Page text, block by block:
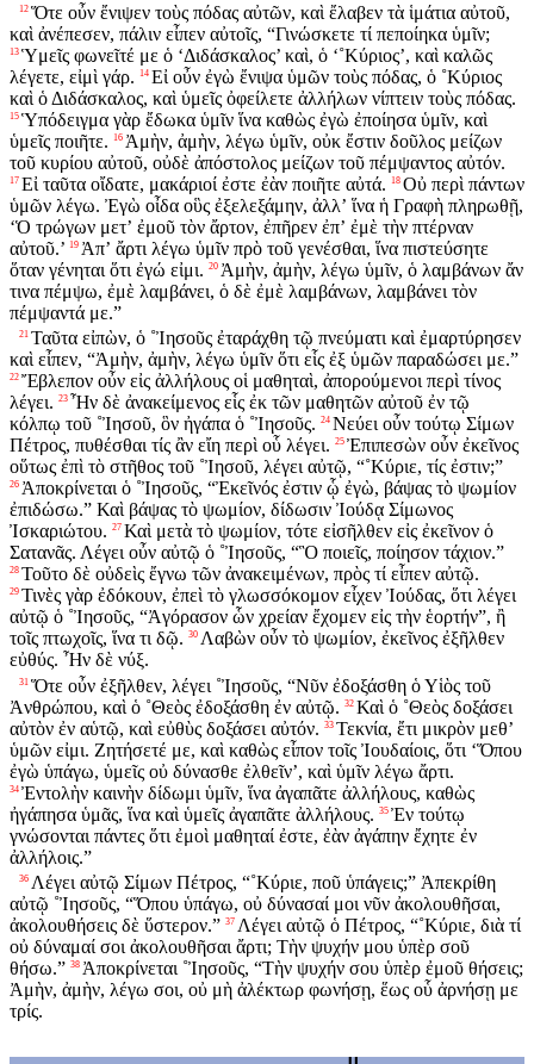
12 Ὅτε οὖν ἔνιψεν τοὺς πόδας αὐτῶν, καὶ ἔλαβεν τὰ ἱμάτια αὐτοῦ,
καὶ ἀνέπεσεν, πάλιν εἶπεν αὐτοῖς, “Γινώσκετε τί πεποίηκα ὑμῖν;
13 Ὑμεῖς φωνεῖτέ με ὁ ‘Διδάσκαλος’ καὶ, ὁ ‘˚Κύριος’, καὶ καλῶς
λέγετε, εἰμὶ γάρ. 14 Εἰ οὖν ἐγὼ ἔνιψα ὑμῶν τοὺς πόδας, ὁ ˚Κύριος
καὶ ὁ Διδάσκαλος, καὶ ὑμεῖς ὀφείλετε ἀλλήλων νίπτειν τοὺς πόδας.
15 Ὑπόδειγμα γὰρ ἔδωκα ὑμῖν ἵνα καθὼς ἐγὼ ἐποίησα ὑμῖν, καὶ
ὑμεῖς ποιῆτε. 16 Ἀμὴν, ἀμὴν, λέγω ὑμῖν, οὐκ ἔστιν δοῦλος μείζων
τοῦ κυρίου αὐτοῦ, οὐδὲ ἀπόστολος μείζων τοῦ πέμψαντος αὐτόν.
17 Εἰ ταῦτα οἴδατε, μακάριοί ἐστε ἐὰν ποιῆτε αὐτά. 18 Οὐ περὶ πάντων
ὑμῶν λέγω. Ἐγὼ οἶδα οὓς ἐξελεξάμην, ἀλλʼ ἵνα ἡ Γραφὴ πληρωθῇ,
‘Ὁ τρώγων μετʼ ἐμοῦ τὸν ἄρτον, ἐπῆρεν ἐπʼ ἐμὲ τὴν πτέρναν
αὐτοῦ.’ 19 Ἀπʼ ἄρτι λέγω ὑμῖν πρὸ τοῦ γενέσθαι, ἵνα πιστεύσητε
ὅταν γένηται ὅτι ἐγώ εἰμι. 20 Ἀμὴν, ἀμὴν, λέγω ὑμῖν, ὁ λαμβάνων ἄν
τινα πέμψω, ἐμὲ λαμβάνει, ὁ δὲ ἐμὲ λαμβάνων, λαμβάνει τὸν
πέμψαντά με.”
21 Ταῦτα εἰπὼν, ὁ ˚Ἰησοῦς ἐταράχθη τῷ πνεύματι καὶ ἐμαρτύρησεν
καὶ εἶπεν, “Ἀμὴν, ἀμὴν, λέγω ὑμῖν ὅτι εἷς ἐξ ὑμῶν παραδώσει με.”
22 Ἔβλεπον οὖν εἰς ἀλλήλους οἱ μαθηταὶ, ἀπορούμενοι περὶ τίνος
λέγει. 23 Ἦν δὲ ἀνακείμενος εἷς ἐκ τῶν μαθητῶν αὐτοῦ ἐν τῷ
κόλπῳ τοῦ ˚Ἰησοῦ, ὃν ἠγάπα ὁ ˚Ἰησοῦς. 24 Νεύει οὖν τούτῳ Σίμων
Πέτρος, πυθέσθαι τίς ἂν εἴη περὶ οὗ λέγει. 25 Ἐπιπεσὼν οὖν ἐκεῖνος
οὕτως ἐπὶ τὸ στῆθος τοῦ ˚Ἰησοῦ, λέγει αὐτῷ, “˚Κύριε, τίς ἐστιν;”
26 Ἀποκρίνεται ὁ ˚Ἰησοῦς, “Ἐκεῖνός ἐστιν ᾧ ἐγὼ, βάψας τὸ ψωμίον
ἐπιδώσω.” Καὶ βάψας τὸ ψωμίον, δίδωσιν Ἰούδᾳ Σίμωνος
Ἰσκαριώτου. 27 Καὶ μετὰ τὸ ψωμίον, τότε εἰσῆλθεν εἰς ἐκεῖνον ὁ
Σατανᾶς. Λέγει οὖν αὐτῷ ὁ ˚Ἰησοῦς, “Ὃ ποιεῖς, ποίησον τάχιον.”
28 Τοῦτο δὲ οὐδεὶς ἔγνω τῶν ἀνακειμένων, πρὸς τί εἶπεν αὐτῷ.
29 Τινὲς γὰρ ἐδόκουν, ἐπεὶ τὸ γλωσσόκομον εἶχεν Ἰούδας, ὅτι λέγει
αὐτῷ ὁ ˚Ἰησοῦς, “Ἀγόρασον ὧν χρείαν ἔχομεν εἰς τὴν ἑορτήν”, ἢ
τοῖς πτωχοῖς, ἵνα τι δῷ. 30 Λαβὼν οὖν τὸ ψωμίον, ἐκεῖνος ἐξῆλθεν
εὐθύς. Ἦν δὲ νύξ.
31 Ὅτε οὖν ἐξῆλθεν, λέγει ˚Ἰησοῦς, “Νῦν ἐδοξάσθη ὁ Υἱὸς τοῦ
Ἀνθρώπου, καὶ ὁ ˚Θεὸς ἐδοξάσθη ἐν αὐτῷ. 32 Καὶ ὁ ˚Θεὸς δοξάσει
αὐτὸν ἐν αὑτῷ, καὶ εὐθὺς δοξάσει αὐτόν. 33 Τεκνία, ἔτι μικρὸν μεθʼ
ὑμῶν εἰμι. Ζητήσετέ με, καὶ καθὼς εἶπον τοῖς Ἰουδαίοις, ὅτι ‘Ὅπου
ἐγὼ ὑπάγω, ὑμεῖς οὐ δύνασθε ἐλθεῖν’, καὶ ὑμῖν λέγω ἄρτι.
34 Ἐντολὴν καινὴν δίδωμι ὑμῖν, ἵνα ἀγαπᾶτε ἀλλήλους, καθὼς
ἠγάπησα ὑμᾶς, ἵνα καὶ ὑμεῖς ἀγαπᾶτε ἀλλήλους. 35 Ἐν τούτῳ
γνώσονται πάντες ὅτι ἐμοὶ μαθηταί ἐστε, ἐὰν ἀγάπην ἔχητε ἐν
ἀλλήλοις.”
36 Λέγει αὐτῷ Σίμων Πέτρος, “˚Κύριε, ποῦ ὑπάγεις;” Ἀπεκρίθη
αὐτῷ ˚Ἰησοῦς, “Ὅπου ὑπάγω, οὐ δύνασαί μοι νῦν ἀκολουθῆσαι,
ἀκολουθήσεις δὲ ὕστερον.” 37 Λέγει αὐτῷ ὁ Πέτρος, “˚Κύριε, διὰ τί
οὐ δύναμαί σοι ἀκολουθῆσαι ἄρτι; Τὴν ψυχήν μου ὑπὲρ σοῦ
θήσω.” 38 Ἀποκρίνεται ˚Ἰησοῦς, “Τὴν ψυχήν σου ὑπὲρ ἐμοῦ θήσεις;
Ἀμὴν, ἀμὴν, λέγω σοι, οὐ μὴ ἀλέκτωρ φωνήσῃ, ἕως οὗ ἀρνήσῃ με
τρίς.